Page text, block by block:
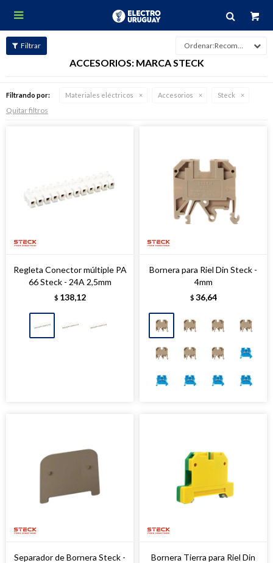

Recomendados
ACCESORIOS: MARCA STECK
Filtrando por: Materiales eléctricos Accesorios Steck
Quitar filtros
Regleta Conector múltiple PA
66 Steck - 24A 2,5mm
$ 138,12
Bornera para Riel Din Steck -
4mm
$ 36,64
Separador de Bornera Steck -
Bornera Tierra para Riel Din